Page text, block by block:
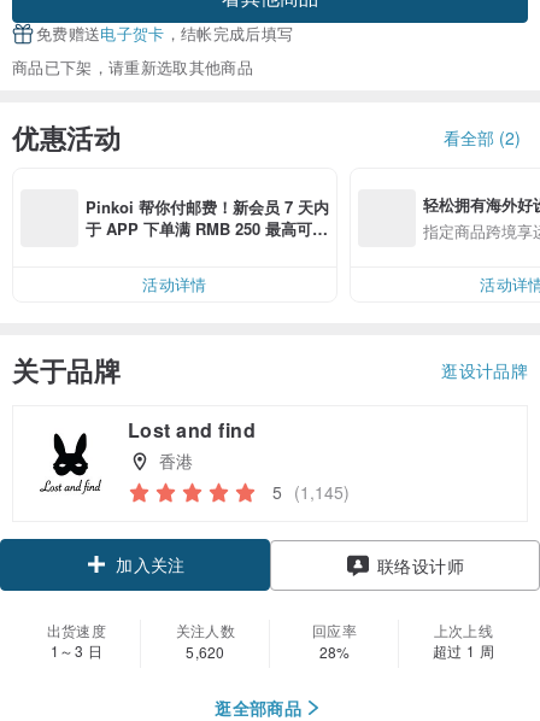
免费赠送电子贺卡 ，结帐完成后填写
商品已下架，请重新选取其他商品
优惠活动 看全部 (2)
Pinkoi 帮你付邮费！新会员 7 天内
于 APP 下单满 RMB 250 最高可折
活动详情
轻松拥有海外好
指定商品跨境享
活动详
关于品牌 逛设计品牌
Lost and find
香港
5 (1,145)
加入关注 联络设计师
出货速度
1～3 日
关注人数
5,620
回应率
28%
上次上线
超过 1 周
逛全部商品